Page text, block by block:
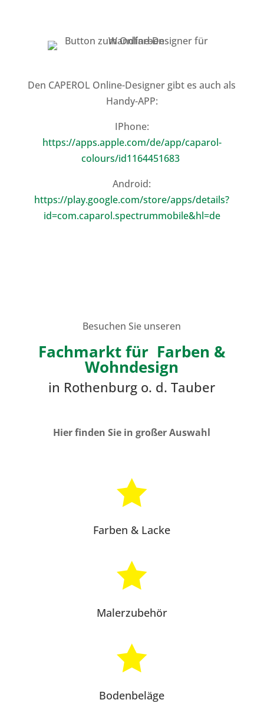
Den CAPEROL Online-Designer gibt es auch als
Handy-APP:
IPhone:
https://apps.apple.com/de/app/caparol-
colours/id1164451683
Android:
https://play.google.com/store/apps/details?
id=com.caparol.spectrummobile&hl=de
Besuchen Sie unseren
Fachmarkt für Farben &
Wohndesign
in Rothenburg o. d. Tauber
Hier finden Sie in großer Auswahl

Farben & Lacke

Malerzubehör

Bodenbeläge